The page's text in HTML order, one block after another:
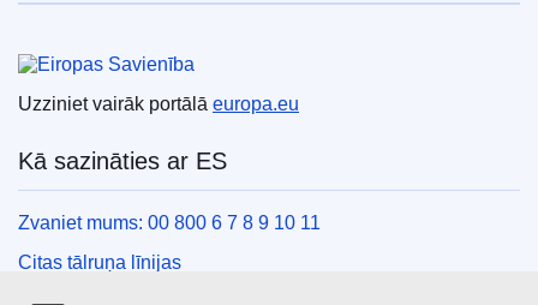
Uzziniet vairāk portālā europa.eu
Kā sazināties ar ES
Zvaniet mums: 00 800 6 7 8 9 10 11
Citas tālruņa līnijas